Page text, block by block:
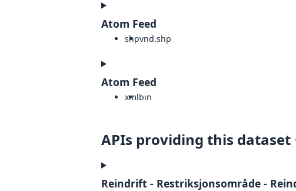
Atom Feed
shpvnd.shp
Atom Feed
xmlbin
APIs providing this dataset
Reindrift - Restriksjonsområde -